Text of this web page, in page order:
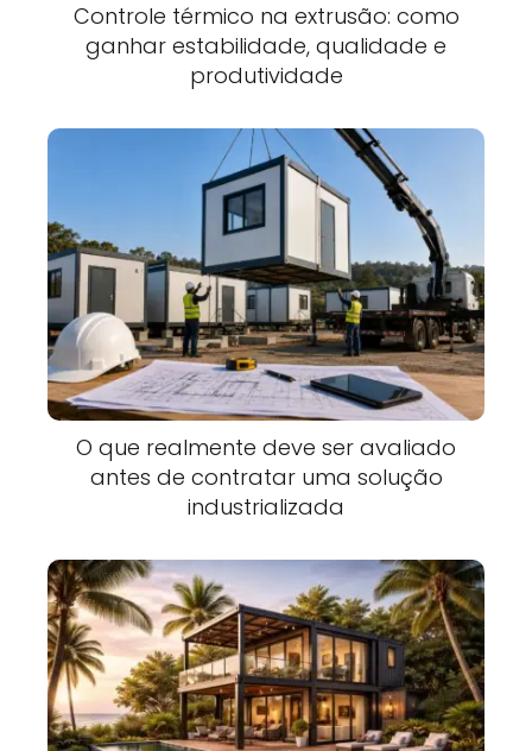
Controle térmico na extrusão: como
ganhar estabilidade, qualidade e
produtividade
O que realmente deve ser avaliado
antes de contratar uma solução
industrializada